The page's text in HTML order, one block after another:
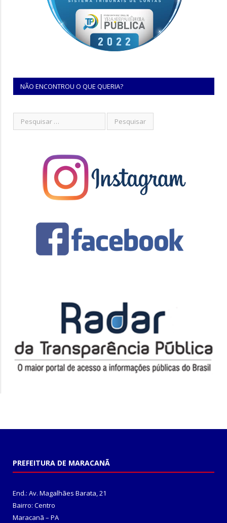
NÃO ENCONTROU O QUE QUERIA?
PREFEITURA DE MARACANÃ
End.: Av. Magalhães Barata, 21
Bairro: Centro
Maracanã – PA